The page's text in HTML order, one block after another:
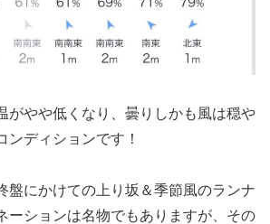
がやや低くなり、曇りしかも風は穏や
ンディションです！
盤にかけての上り坂＆季節風のランナ
ーションは名物でもありますが、その